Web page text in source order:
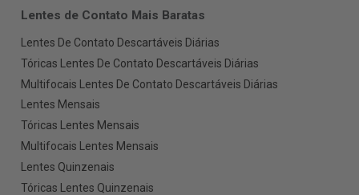
Lentes de Contato Mais Baratas
Lentes De Contato Descartáveis Diárias
Tóricas Lentes De Contato Descartáveis Diárias
Multifocais Lentes De Contato Descartáveis Diárias
Lentes Mensais
Tóricas Lentes Mensais
Multifocais Lentes Mensais
Lentes Quinzenais
Tóricas Lentes Quinzenais